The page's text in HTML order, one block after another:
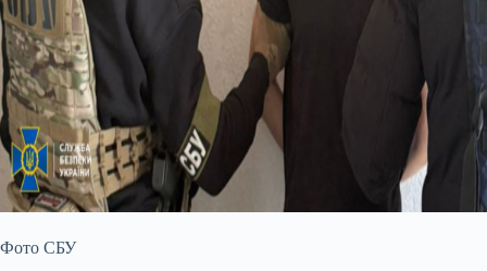
Фото СБУ